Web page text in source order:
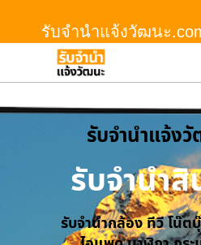
รับจํานําแจ้งวัฒนะ
รับจํานําแจ้ง
รับจำนำ
รับจำนำกล้อง ทีวี โน๊